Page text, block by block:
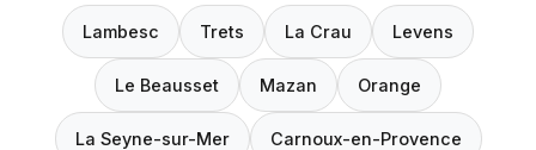
Lambesc Trets La Crau Levens
Le Beausset Mazan Orange
La Seyne-sur-Mer Carnoux-en-Provence